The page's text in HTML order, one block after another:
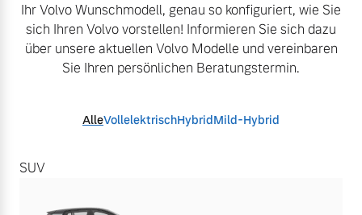
Ihr Volvo Wunschmodell, genau so konfiguriert, wie Sie
sich Ihren Volvo vorstellen! Informieren Sie sich dazu
über unsere aktuellen Volvo Modelle und vereinbaren
Sie Ihren persönlichen Beratungstermin.
AlleVollelektrischHybridMild-Hybrid
SUV